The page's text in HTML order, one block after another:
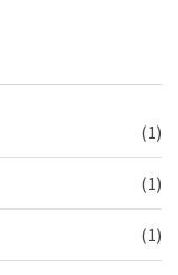
(1)
(1)
(1)